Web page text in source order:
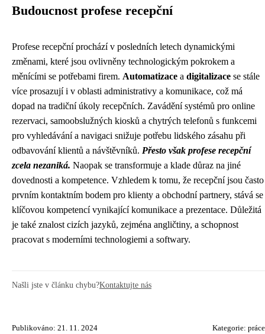
Budoucnost profese recepční
Profese recepční prochází v posledních letech dynamickými
změnami, které jsou ovlivněny technologickým pokrokem a
měnícími se potřebami firem. Automatizace a digitalizace se stále
více prosazují i v oblasti administrativy a komunikace, což má
dopad na tradiční úkoly recepčních. Zavádění systémů pro online
rezervaci, samoobslužných kiosků a chytrých telefonů s funkcemi
pro vyhledávání a navigaci snižuje potřebu lidského zásahu při
odbavování klientů a návštěvníků. Přesto však profese recepční
zcela nezaniká. Naopak se transformuje a klade důraz na jiné
dovednosti a kompetence. Vzhledem k tomu, že recepční jsou často
prvním kontaktním bodem pro klienty a obchodní partnery, stává se
klíčovou kompetencí vynikající komunikace a prezentace. Důležitá
je také znalost cizích jazyků, zejména angličtiny, a schopnost
pracovat s moderními technologiemi a softwary.
Našli jste v článku chybu?Kontaktujte nás
Publikováno: 21. 11. 2024 Kategorie: práce